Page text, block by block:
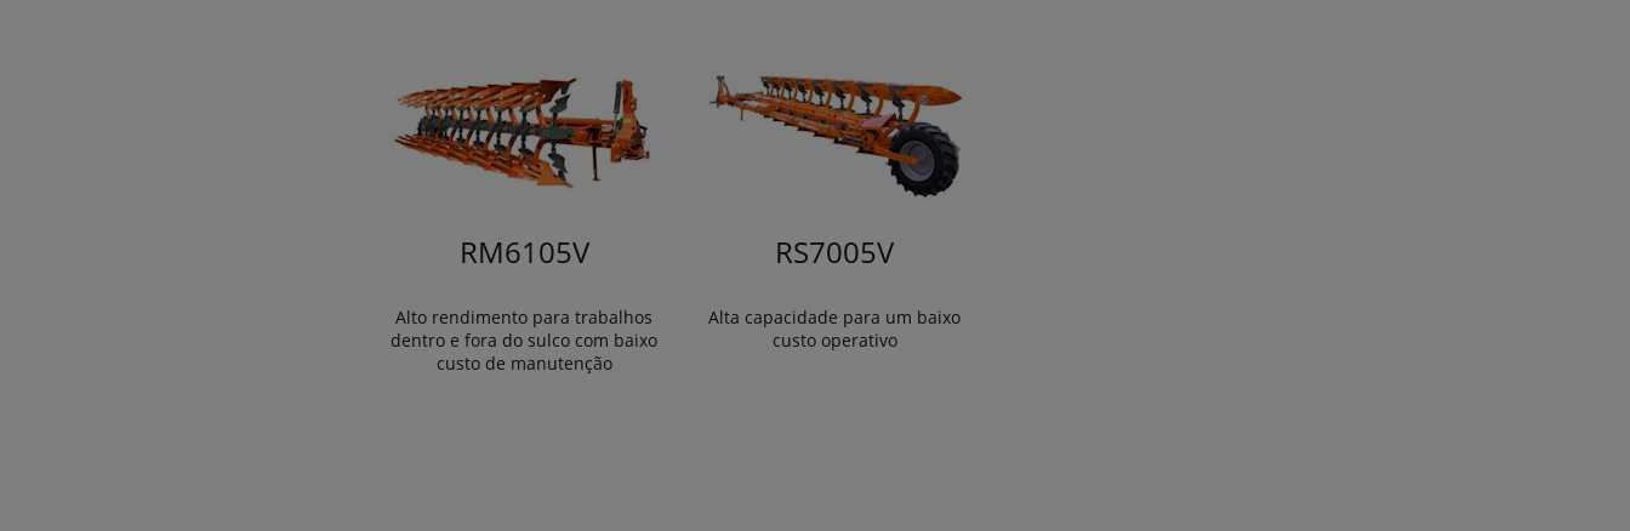
RM6105V
Alto rendimento para trabalhos
dentro e fora do sulco com baixo
custo de manutenção
RS7005V
Alta capacidade para um baixo
custo operativo